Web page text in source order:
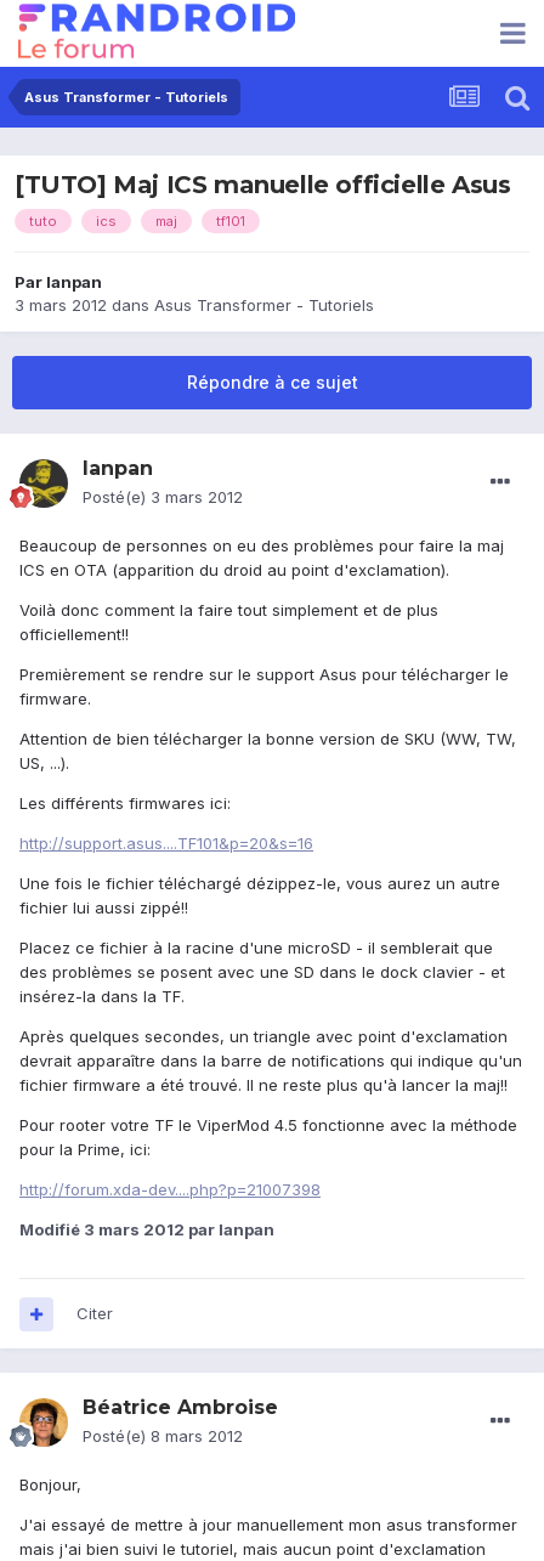
Asus Transformer - Tutoriels
[TUTO] Maj ICS manuelle officielle Asus
tuto ics maj tf101
Par lanpan
3 mars 2012 dans Asus Transformer - Tutoriels
Répondre à ce sujet
lanpan
Posté(e) 3 mars 2012
Beaucoup de personnes on eu des problèmes pour faire la maj
ICS en OTA (apparition du droid au point d'exclamation).
Voilà donc comment la faire tout simplement et de plus
officiellement!!
Premièrement se rendre sur le support Asus pour télécharger le
firmware.
Attention de bien télécharger la bonne version de SKU (WW, TW,
US, ...).
Les différents firmwares ici:
http://support.asus....TF101&p=20&s=16
Une fois le fichier téléchargé dézippez-le, vous aurez un autre
fichier lui aussi zippé!!
Placez ce fichier à la racine d'une microSD - il semblerait que
des problèmes se posent avec une SD dans le dock clavier - et
insérez-la dans la TF.
Après quelques secondes, un triangle avec point d'exclamation
devrait apparaître dans la barre de notifications qui indique qu'un
fichier firmware a été trouvé. Il ne reste plus qu'à lancer la maj!!
Pour rooter votre TF le ViperMod 4.5 fonctionne avec la méthode
pour la Prime, ici:
http://forum.xda-dev....php?p=21007398
Modifié 3 mars 2012 par lanpan
Citer
Béatrice Ambroise
Posté(e) 8 mars 2012
Bonjour,
J'ai essayé de mettre à jour manuellement mon asus transformer
mais j'ai bien suivi le tutoriel, mais aucun point d'exclamation